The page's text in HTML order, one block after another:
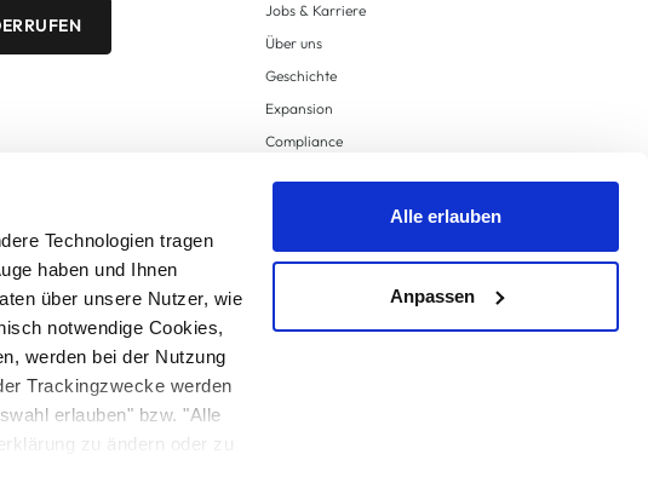
Technologien tragen
haben und Ihnen
über unsere Nutzer, wie
notwendige Cookies,
werden bei der Nutzung
Trackingzwecke werden
erlauben" bzw. "Alle
zu ändern oder zu
Alle erlauben
Anpassen
Jobs & Karriere
Über uns
Geschichte
Expansion
Compliance
Supply Chain Due Diligence